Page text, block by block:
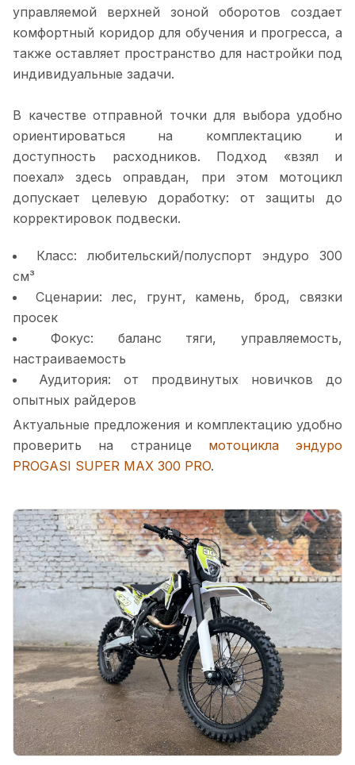
управляемой верхней зоной оборотов создает
комфортный коридор для обучения и прогресса, а
также оставляет пространство для настройки под
индивидуальные задачи.
В качестве отправной точки для выбора удобно
ориентироваться на комплектацию и
доступность расходников. Подход «взял и
поехал» здесь оправдан, при этом мотоцикл
допускает целевую доработку: от защиты до
корректировок подвески.
Класс: любительский/полуспорт эндуро 300
см³
Сценарии: лес, грунт, камень, брод, связки
просек
Фокус: баланс тяги, управляемость,
настраиваемость
Аудитория: от продвинутых новичков до
опытных райдеров
Актуальные предложения и комплектацию удобно
проверить на странице мотоцикла эндуро
PROGASI SUPER MAX 300 PRO.